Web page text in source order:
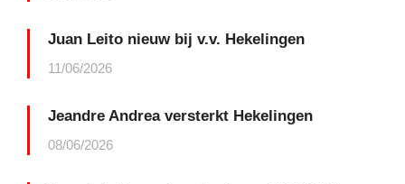
Juan Leito nieuw bij v.v. Hekelingen
11/06/2026
Jeandre Andrea versterkt Hekelingen
08/06/2026